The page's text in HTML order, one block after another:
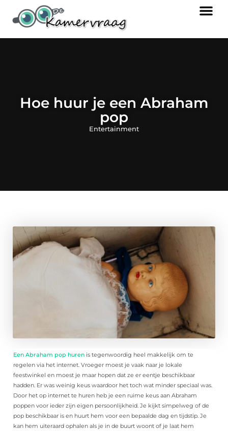
Hoe huur je een Abraham
pop
Entertainment
Een Abraham pop huren is tegenwoordig heel makkelijk om te
regelen via het internet. Vroeger moest je vaak naar je lokale
feestwinkel en moest je maar hopen dat ze er eentje beschikbaar
hadden. Er was weinig keus waardoor het toch wat minder speciaal was.
Door het op internet te huren heb je een ruime keus aan Abraham
poppen voor ieder zijn eigen persoonlijkheid. Je kijkt simpelweg of de
pop beschikbaar is en huurt hem voor een bepaalde dag en tijdstip. Je
kan hem uiteraard ophalen als je in de buurt woont of je laat hem